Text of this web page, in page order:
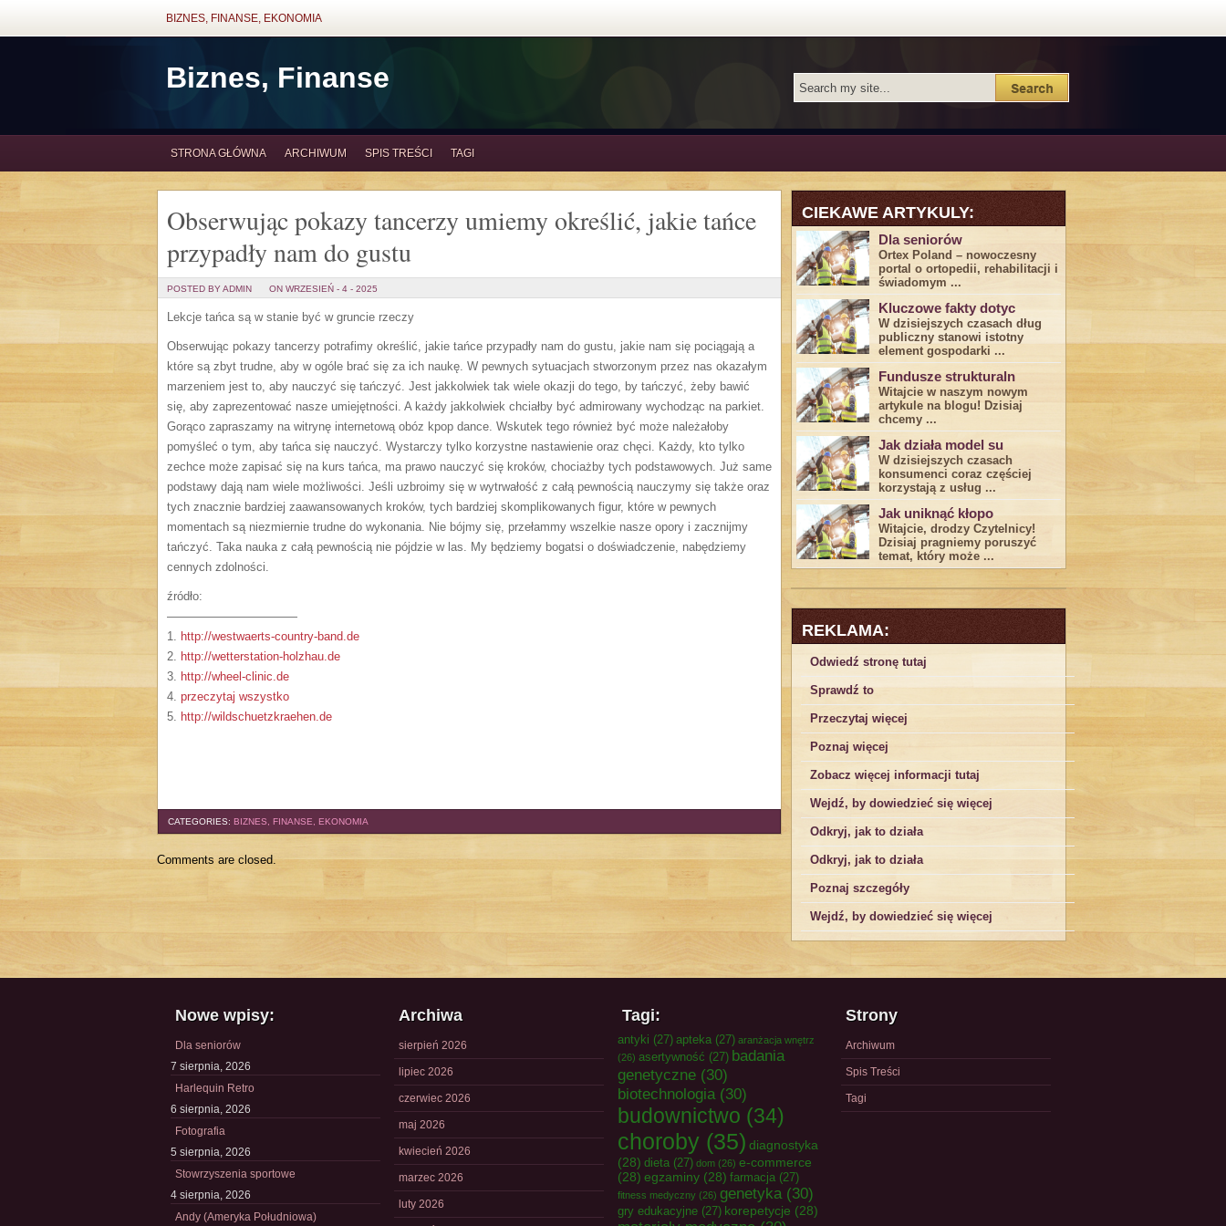
BIZNES, FINANSE, EKONOMIA
Biznes, Finanse
STRONA GŁÓWNA ARCHIWUM SPIS TREŚCI TAGI
Obserwując pokazy tancerzy umiemy określić, jakie tańce
przypadły nam do gustu
POSTED BY ADMIN ON WRZESIEŃ - 4 - 2025
Lekcje tańca są w stanie być w gruncie rzeczy
Obserwując pokazy tancerzy potrafimy określić, jakie tańce przypadły nam do gustu, jakie nam się pociągają a
które są zbyt trudne, aby w ogóle brać się za ich naukę. W pewnych sytuacjach stworzonym przez nas okazałym
marzeniem jest to, aby nauczyć się tańczyć. Jest jakkolwiek tak wiele okazji do tego, by tańczyć, żeby bawić
się, aby zaprezentować nasze umiejętności. A każdy jakkolwiek chciałby być admirowany wychodząc na parkiet.
Gorąco zapraszamy na witrynę internetową obóz kpop dance. Wskutek tego również być może należałoby
pomyśleć o tym, aby tańca się nauczyć. Wystarczy tylko korzystne nastawienie oraz chęci. Każdy, kto tylko
zechce może zapisać się na kurs tańca, ma prawo nauczyć się kroków, chociażby tych podstawowych. Już same
podstawy dają nam wiele możliwości. Jeśli uzbroimy się w wytrwałość z całą pewnością nauczymy się także oraz
tych znacznie bardziej zaawansowanych kroków, tych bardziej skomplikowanych figur, które w pewnych
momentach są niezmiernie trudne do wykonania. Nie bójmy się, przełammy wszelkie nasze opory i zacznijmy
tańczyć. Taka nauka z całą pewnością nie pójdzie w las. My będziemy bogatsi o doświadczenie, nabędziemy
cennych zdolności.
źródło:
———————————
1. http://westwaerts-country-band.de
2. http://wetterstation-holzhau.de
3. http://wheel-clinic.de
4. przeczytaj wszystko
5. http://wildschuetzkraehen.de
CATEGORIES: BIZNES, FINANSE, EKONOMIA
Comments are closed.
CIEKAWE ARTYKULY:
Dla seniorów
Ortex Poland – nowoczesny
portal o ortopedii, rehabilitacji i
świadomym ...
Kluczowe fakty dotyc
W dzisiejszych czasach dług
publiczny stanowi istotny
element gospodarki ...
Fundusze strukturaln
Witajcie w naszym nowym
artykule na blogu! Dzisiaj
chcemy ...
Jak działa model su
W dzisiejszych czasach
konsumenci ‌coraz częściej
korzystają z usług⁤ ...
Jak uniknąć kłopo
Witajcie, drodzy Czytelnicy!
Dzisiaj pragniemy poruszyć
temat, który może ...
REKLAMA:
Odwiedź stronę tutaj
Sprawdź to
Przeczytaj więcej
Poznaj więcej
Zobacz więcej informacji tutaj
Wejdź, by dowiedzieć się więcej
Odkryj, jak to działa
Odkryj, jak to działa
Poznaj szczegóły
Wejdź, by dowiedzieć się więcej
Nowe wpisy:
Dla seniorów
7 sierpnia, 2026
Harlequin Retro
6 sierpnia, 2026
Fotografia
5 sierpnia, 2026
Stowrzyszenia sportowe
4 sierpnia, 2026
Andy (Ameryka Południowa)
Archiwa
sierpień 2026
lipiec 2026
czerwiec 2026
maj 2026
kwiecień 2026
marzec 2026
luty 2026
Tagi:
antyki (27) apteka (27) aranżacja wnętrz
(26) asertywność (27) badania
genetyczne (30)
biotechnologia(30)
budownictwo (34)
choroby (35) diagnostyka
(28) dieta (27) dom (26) e-commerce
(28) egzaminy (28) farmacja (27)
fitness medyczny (26) genetyka(30)
gry edukacyjne (27) korepetycje (28)
Strony
Archiwum
Spis Treści
Tagi